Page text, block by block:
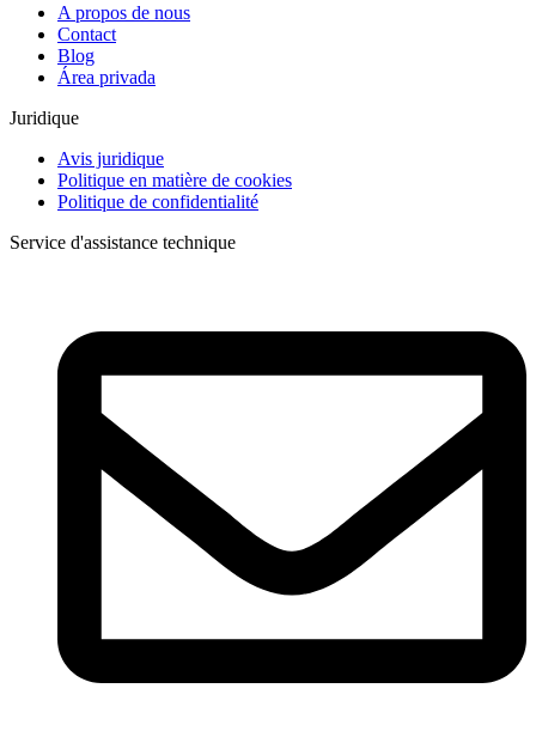
A propos de nous
Contact
Blog
Área privada
Juridique
Avis juridique
Politique en matière de cookies
Politique de confidentialité
Service d'assistance technique